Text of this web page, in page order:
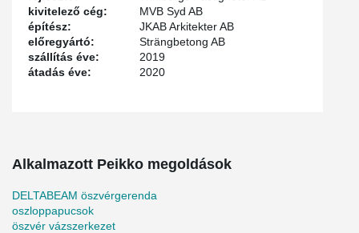
kivitelező cég:
MVB Syd AB
építész:
JKAB Arkitekter AB
előregyártó:
Strängbetong AB
szállítás éve:
2019
átadás éve:
2020
Alkalmazott Peikko megoldások
DELTABEAM öszvérgerenda
oszloppapucsok
öszvér vázszerkezet